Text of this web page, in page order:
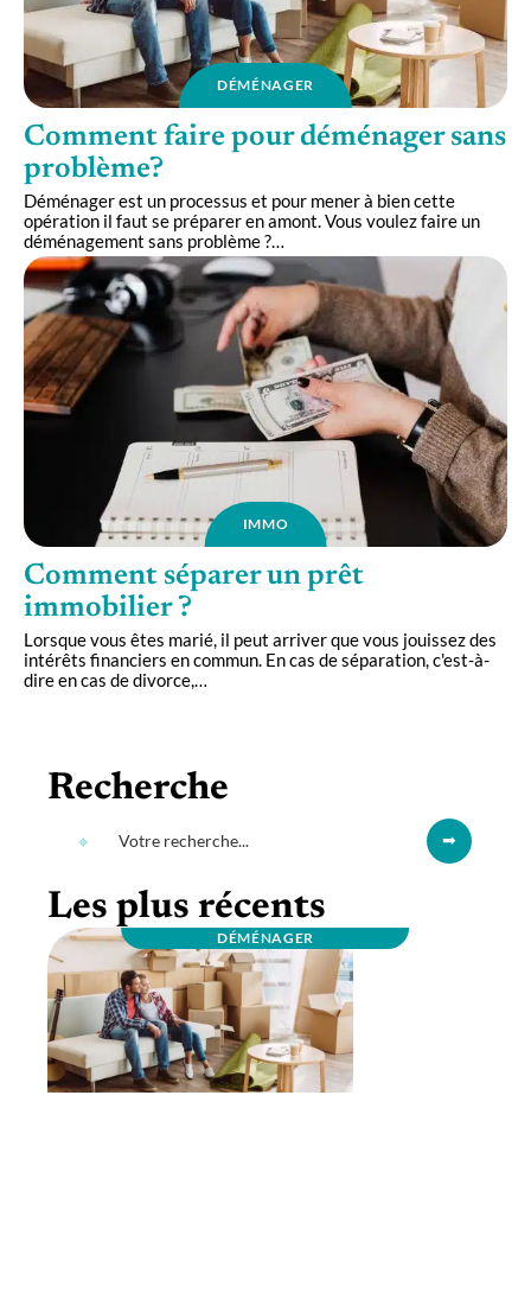
DÉMÉNAGER
Comment faire pour déménager sans
problème?
Déménager est un processus et pour mener à bien cette
opération il faut se préparer en amont. Vous voulez faire un
déménagement sans problème ?…
IMMO
Comment séparer un prêt
immobilier ?
Lorsque vous êtes marié, il peut arriver que vous jouissez des
intérêts financiers en commun. En cas de séparation, c'est-à-
dire en cas de divorce,…
Recherche
Les plus récents
DÉMÉNAGER